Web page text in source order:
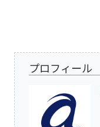
プロフィール